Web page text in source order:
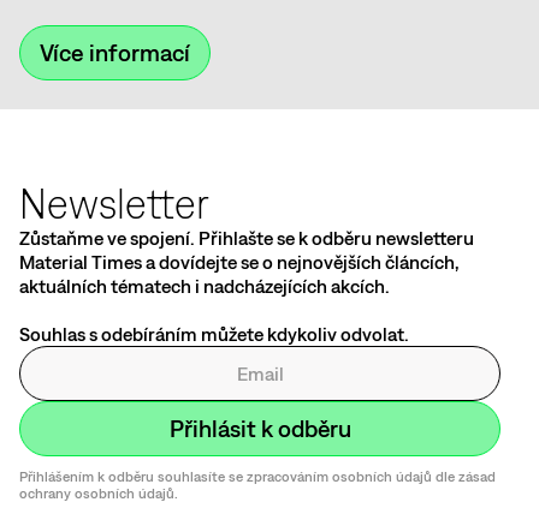
Více informací
Newsletter
Zůstaňme ve spojení. Přihlašte se k odběru newsletteru
Material Times a dovídejte se o nejnovějších článcích,
aktuálních tématech i nadcházejících akcích.
Souhlas s odebíráním můžete kdykoliv odvolat.
Přihlášením k odběru souhlasíte se zpracováním osobních údajů dle zásad
ochrany osobních údajů.